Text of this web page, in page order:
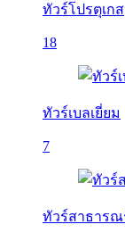
ทัวร์โปรตุเกส
18
ทัวร์เบลเยี่ยม
7
ทัวร์สาธารณ